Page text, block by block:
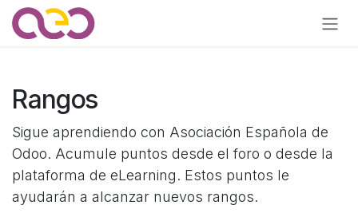
Ir al contenido
Rangos
Sigue aprendiendo con Asociación Española de
Odoo. Acumule puntos desde el foro o desde la
plataforma de eLearning. Estos puntos le
ayudarán a alcanzar nuevos rangos.